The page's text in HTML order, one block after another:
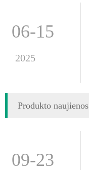
06-15
2025
Produkto naujienos
09-23